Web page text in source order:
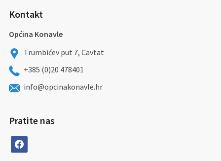
Kontakt
Općina Konavle
Trumbićev put 7, Cavtat
+385 (0)20 478401
info@opcinakonavle.hr
Pratite nas
facebook